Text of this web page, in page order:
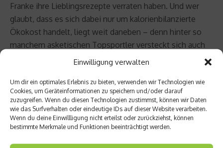
Einwilligung verwalten
Um dir ein optimales Erlebnis zu bieten, verwenden wir Technologien wie
Cookies, um Geräteinformationen zu speichern und/oder darauf
zuzugreifen. Wenn du diesen Technologien zustimmst, können wir Daten
wie das Surfverhalten oder eindeutige IDs auf dieser Website verarbeiten.
Wenn du deine Einwillligung nicht erteilst oder zurückziehst, können
bestimmte Merkmale und Funktionen beeinträchtigt werden.
Franke ihre Lieblingsrezepte verraten haben. Und wer
glaubt, dass es sich dabei nur um kalorienbilanzierte
Ökokost handelt, liegt weit daneben – denn hinter so
manchem asketischen Topsportler versteckt sich auch
ein heimlicher Genießer …
Das Triathlon Kochbuch beiAmazon
Hier gibt es ein weiteres exotisches Gericht für Sportler:
Das koreanische Bulgogi-Rezept
Beitrag teilen